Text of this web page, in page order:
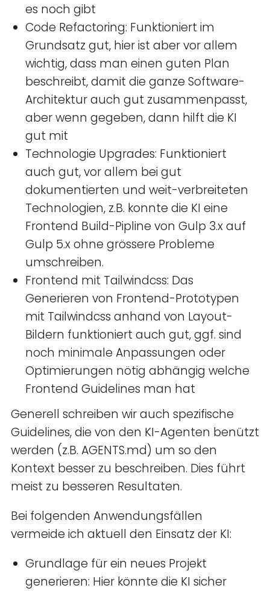
es noch gibt
Code Refactoring: Funktioniert im
Grundsatz gut, hier ist aber vor allem
wichtig, dass man einen guten Plan
beschreibt, damit die ganze Software-
Architektur auch gut zusammenpasst,
aber wenn gegeben, dann hilft die KI
gut mit
Technologie Upgrades: Funktioniert
auch gut, vor allem bei gut
dokumentierten und weit-verbreiteten
Technologien, z.B. konnte die KI eine
Frontend Build-Pipline von Gulp 3.x auf
Gulp 5.x ohne grössere Probleme
umschreiben.
Frontend mit Tailwindcss: Das
Generieren von Frontend-Prototypen
mit Tailwindcss anhand von Layout-
Bildern funktioniert auch gut, ggf. sind
noch minimale Anpassungen oder
Optimierungen nötig abhängig welche
Frontend Guidelines man hat
Generell schreiben wir auch spezifische
Guidelines, die von den KI-Agenten benützt
werden (z.B. AGENTS.md) um so den
Kontext besser zu beschreiben. Dies führt
meist zu besseren Resultaten.
Bei folgenden Anwendungsfällen
vermeide ich aktuell den Einsatz der KI:
Grundlage für ein neues Projekt
generieren: Hier könnte die KI sicher